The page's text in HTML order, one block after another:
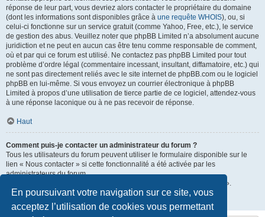
En poursuivant votre navigation sur ce site, vous
acceptez l’utilisation de cookies vous permettant
réponse de leur part, vous devriez alors contacter le propriétaire du domaine
(dont les informations sont disponibles grâce à une requête WHOIS), ou, si
celui-ci fonctionne sur un service gratuit (comme Yahoo, Free, etc.), le service
de gestion des abus. Veuillez noter que phpBB Limited n’a absolument aucune
juridiction et ne peut en aucun cas être tenu comme responsable de comment,
où et par qui ce forum est utilisé. Ne contactez pas phpBB Limited pour tout
problème d’ordre légal (commentaire incessant, insultant, diffamatoire, etc.) qui
ne sont pas directement reliés avec le site internet de phpBB.com ou le logiciel
phpBB en lui-même. Si vous envoyez un courrier électronique à phpBB
Limited à propos d’une utilisation de tierce partie de ce logiciel, attendez-vous
à une réponse laconique ou à ne pas recevoir de réponse.
Haut
Comment puis-je contacter un administrateur du forum ?
Tous les utilisateurs du forum peuvent utiliser le formulaire disponible sur le
lien « Nous contacter » si cette fonctionnalité a été activée par les
administrateurs du forum.
Les membres du forum peuvent également utiliser le lien « L’équipe ».